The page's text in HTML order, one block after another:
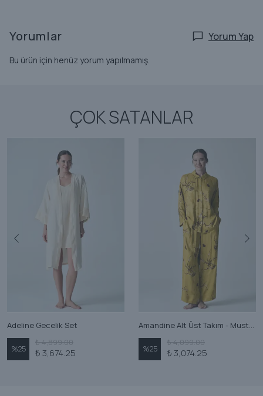
Yorumlar Yorum Yap
Bu ürün için henüz yorum yapılmamış.
ÇOK SATANLAR
Adeline Gecelik Set
%25
₺ 4,899.00
₺ 3,674.25
Amandine Alt Üst Takım - Mustard
%25
₺ 4,099.00
₺ 3,074.25